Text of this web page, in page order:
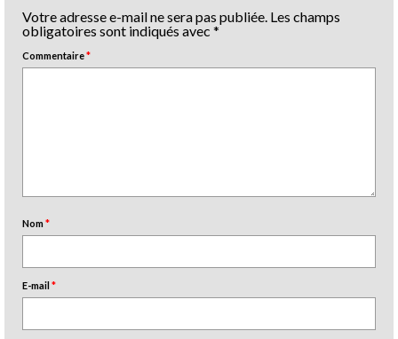
Votre adresse e-mail ne sera pas publiée. Les champs
obligatoires sont indiqués avec *
Commentaire*
Nom*
E-mail*